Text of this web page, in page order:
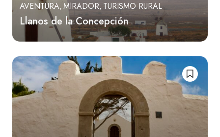
AVENTURA MIRADOR TURISMO RURAL
Llanos de la Concepción